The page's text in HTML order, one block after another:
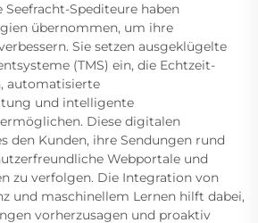
Seefracht-Spediteure haben
übernommen, um ihre
Sie setzen ausgeklügelte
(TMS) ein, die Echtzeit-
automatisierte
und intelligente
Diese digitalen
den Kunden, ihre Sendungen rund
Webportale und
zu verfolgen. Die Integration von
und maschinellem Lernen hilft dabei,
vorherzusagen und proaktiv